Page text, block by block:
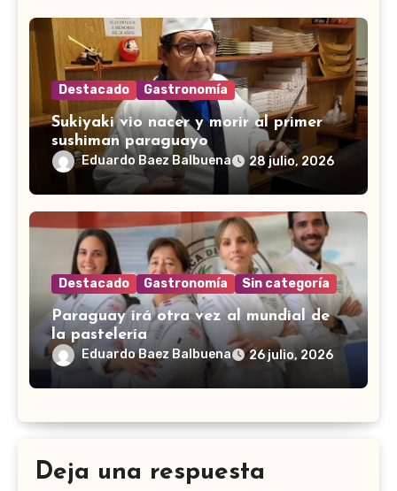
Destacado Gastronomía
Sukiyaki vio nacer y morir al primer
sushiman paraguayo
Eduardo Baez Balbuena 28 julio, 2026
Destacado Gastronomía Sin categoría
Paraguay irá otra vez al mundial de
la pastelería
Eduardo Baez Balbuena 26 julio, 2026
Deja una respuesta